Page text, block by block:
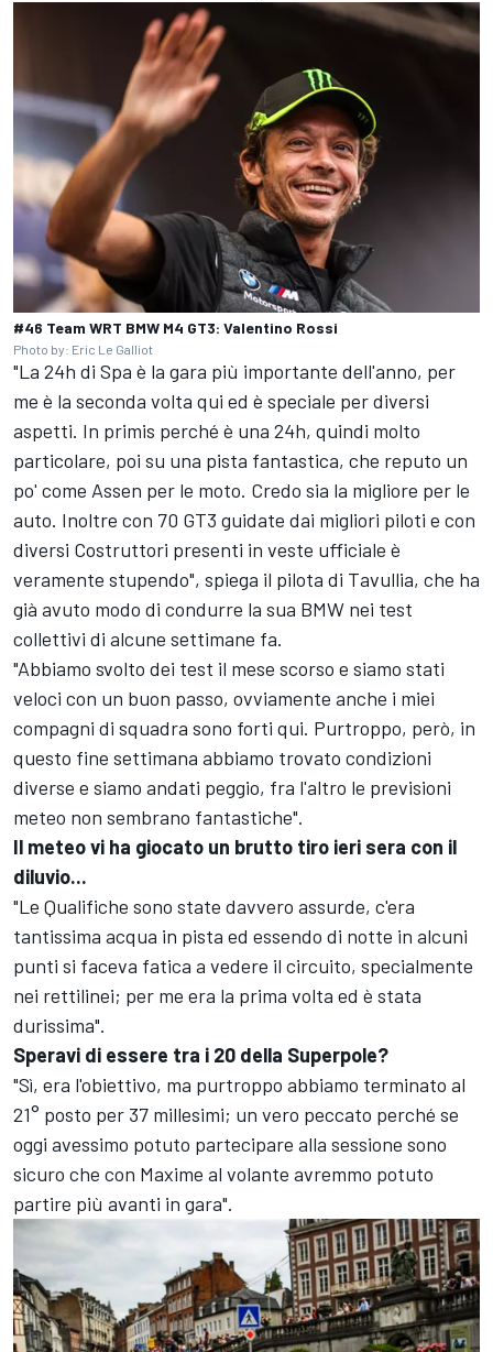
#46 Team WRT BMW M4 GT3: Valentino Rossi
Photo by: Eric Le Galliot
"La 24h di Spa è la gara più importante dell'anno, per
me è la seconda volta qui ed è speciale per diversi
aspetti. In primis perché è una 24h, quindi molto
particolare, poi su una pista fantastica, che reputo un
po' come Assen per le moto. Credo sia la migliore per le
auto. Inoltre con 70 GT3 guidate dai migliori piloti e con
diversi Costruttori presenti in veste ufficiale è
veramente stupendo", spiega il pilota di Tavullia, che ha
già avuto modo di condurre la sua BMW nei test
collettivi di alcune settimane fa.
"Abbiamo svolto dei test il mese scorso e siamo stati
veloci con un buon passo, ovviamente anche i miei
compagni di squadra sono forti qui. Purtroppo, però, in
questo fine settimana abbiamo trovato condizioni
diverse e siamo andati peggio, fra l'altro le previsioni
meteo non sembrano fantastiche".
Il meteo vi ha giocato un brutto tiro ieri sera con il
diluvio...
"Le Qualifiche sono state davvero assurde, c'era
tantissima acqua in pista ed essendo di notte in alcuni
punti si faceva fatica a vedere il circuito, specialmente
nei rettilinei; per me era la prima volta ed è stata
durissima".
Speravi di essere tra i 20 della Superpole?
"Sì, era l'obiettivo, ma purtroppo abbiamo terminato al
21° posto per 37 millesimi; un vero peccato perché se
oggi avessimo potuto partecipare alla sessione sono
sicuro che con Maxime al volante avremmo potuto
partire più avanti in gara".